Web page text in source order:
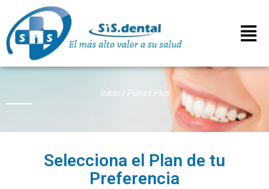
Inicio / Planes Plus
Selecciona el Plan de tu
Preferencia